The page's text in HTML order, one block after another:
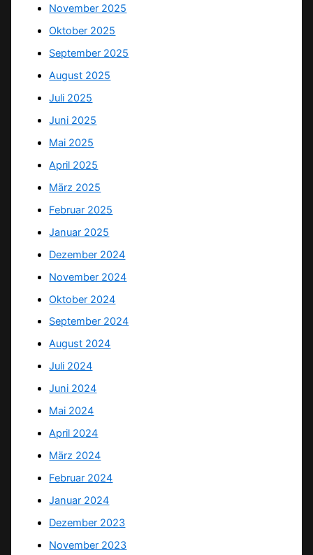
November 2025
Oktober 2025
September 2025
August 2025
Juli 2025
Juni 2025
Mai 2025
April 2025
März 2025
Februar 2025
Januar 2025
Dezember 2024
November 2024
Oktober 2024
September 2024
August 2024
Juli 2024
Juni 2024
Mai 2024
April 2024
März 2024
Februar 2024
Januar 2024
Dezember 2023
November 2023